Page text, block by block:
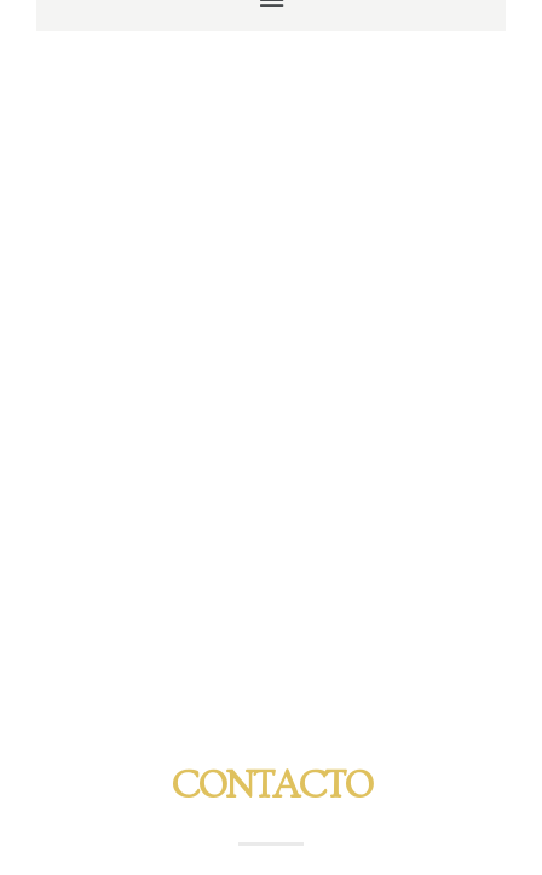
CONTACTO